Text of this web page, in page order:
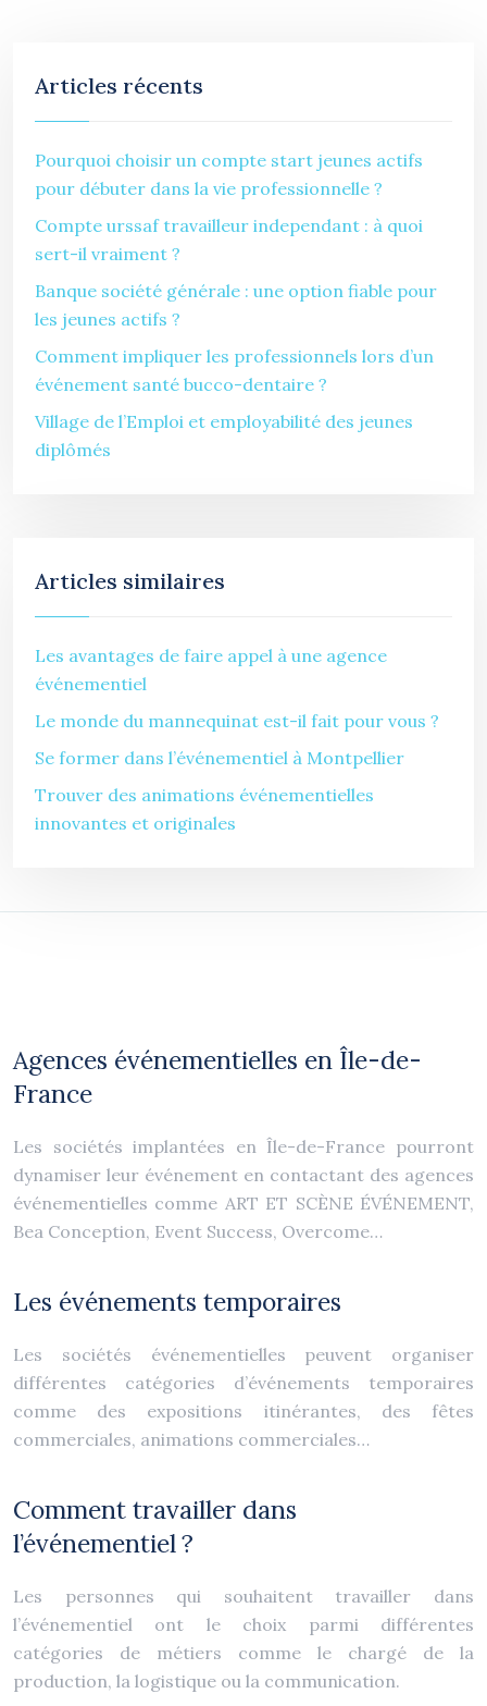
Articles récents
Pourquoi choisir un compte start jeunes actifs
pour débuter dans la vie professionnelle ?
Compte urssaf travailleur independant : à quoi
sert-il vraiment ?
Banque société générale : une option fiable pour
les jeunes actifs ?
Comment impliquer les professionnels lors d’un
événement santé bucco-dentaire ?
Village de l’Emploi et employabilité des jeunes
diplômés
Articles similaires
Les avantages de faire appel à une agence
événementiel
Le monde du mannequinat est-il fait pour vous ?
Se former dans l’événementiel à Montpellier
Trouver des animations événementielles
innovantes et originales
Agences événementielles en Île-de-
France
Les sociétés implantées en Île-de-France pourront
dynamiser leur événement en contactant des agences
événementielles comme ART ET SCÈNE ÉVÉNEMENT,
Bea Conception, Event Success, Overcome…
Les événements temporaires
Les sociétés événementielles peuvent organiser
différentes catégories d’événements temporaires
comme des expositions itinérantes, des fêtes
commerciales, animations commerciales…
Comment travailler dans
l’événementiel ?
Les personnes qui souhaitent travailler dans
l’événementiel ont le choix parmi différentes
catégories de métiers comme le chargé de la
production, la logistique ou la communication.